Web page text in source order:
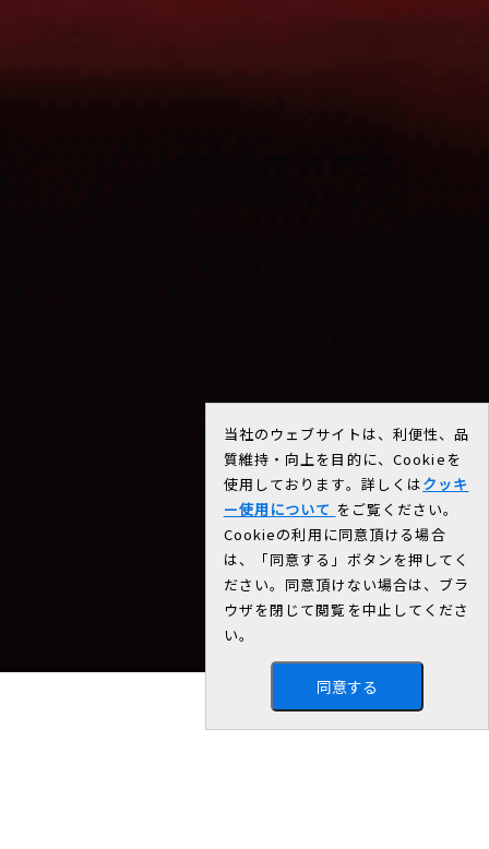
当社のウェブサイトは、利便性、品
質維持・向上を目的に、Cookieを
使用しております。詳しくはクッキ
ー使用について をご覧ください。
Cookieの利用に同意頂ける場合
は、「同意する」ボタンを押してく
ださい。同意頂けない場合は、ブラ
ウザを閉じて閲覧を中止してくださ
い。
同意する